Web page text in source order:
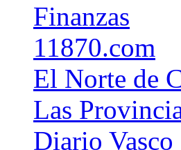
Finanzas
11870.com
El Norte de
Las
Diario Vasco